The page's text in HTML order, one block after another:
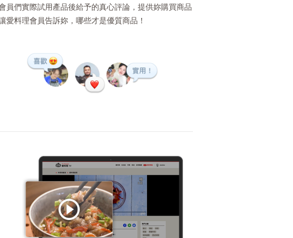
員們實際試用產品後給予的真心評論，提供妳購買商品
愛料理會員告訴妳，哪些才是優質商品！